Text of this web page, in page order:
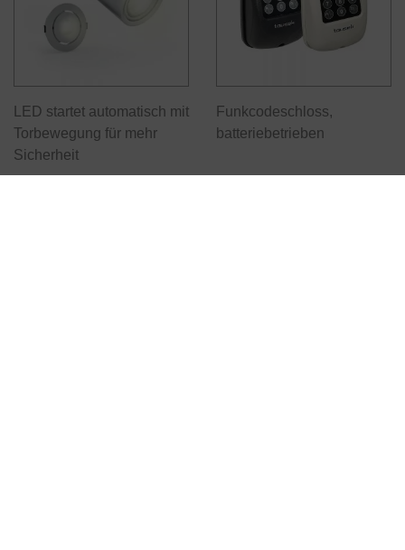
LED startet automatisch mit
Torbewegung für mehr
Sicherheit
Funkcodeschloss,
batteriebetrieben